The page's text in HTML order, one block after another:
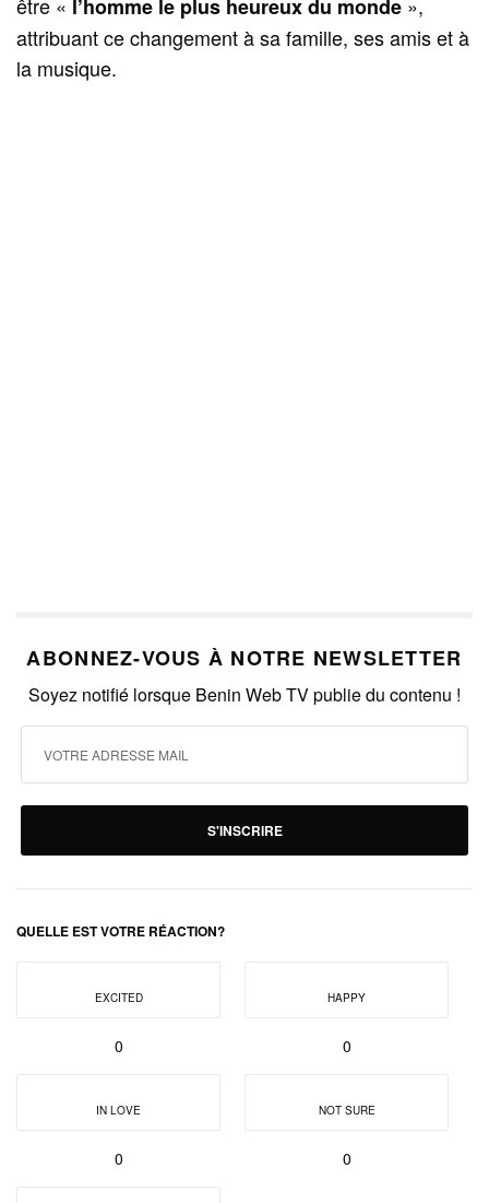
être « l’homme le plus heureux du monde »,
attribuant ce changement à sa famille, ses amis et à
la musique.
ABONNEZ-VOUS À NOTRE NEWSLETTER
Soyez notifié lorsque Benin Web TV publie du contenu !
S'INSCRIRE
QUELLE EST VOTRE RÉACTION?
EXCITED
0
HAPPY
0
IN LOVE
0
NOT SURE
0